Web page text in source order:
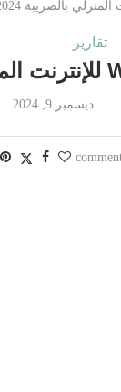
تقارير
ديسمبر 9, 2024